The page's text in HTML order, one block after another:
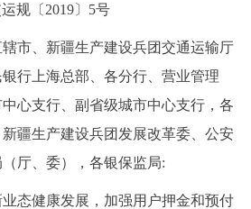
法人服务
利企服务 投资项目
规〔2019〕5号
、新疆生产建设兵团交通运输厅
银行上海总部、各分行、营业管理
心支行、副省级城市中心支行，各
疆生产建设兵团发展改革委、公安
厅、委），各银保监局:
健康发展，加强用户押金和预付